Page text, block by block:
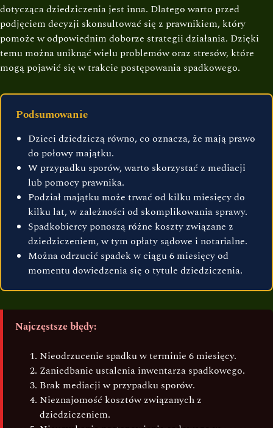
dotycząca dziedziczenia jest inna. Dlatego warto przed
podjęciem decyzji skonsultować się z prawnikiem, który
pomoże w odpowiednim doborze strategii działania. Dzięki
temu można uniknąć wielu problemów oraz stresów, które
mogą pojawić się w trakcie postępowania spadkowego.
Podsumowanie
Dzieci dziedziczą równo, co oznacza, że mają prawo
do połowy majątku.
W przypadku sporów, warto skorzystać z mediacji
lub pomocy prawnika.
Podział majątku może trwać od kilku miesięcy do
kilku lat, w zależności od skomplikowania sprawy.
Spadkobiercy ponoszą różne koszty związane z
dziedziczeniem, w tym opłaty sądowe i notarialne.
Można odrzucić spadek w ciągu 6 miesięcy od
momentu dowiedzenia się o tytule dziedziczenia.
Najczęstsze błędy:
Nieodrzucenie spadku w terminie 6 miesięcy.
Zaniedbanie ustalenia inwentarza spadkowego.
Brak mediacji w przypadku sporów.
Nieznajomość kosztów związanych z
dziedziczeniem.